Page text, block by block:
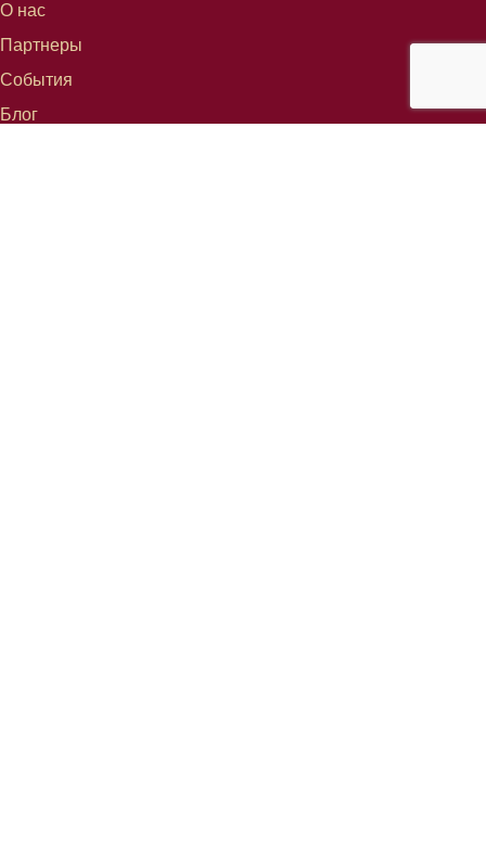
О нас
Партнеры
События
Блог